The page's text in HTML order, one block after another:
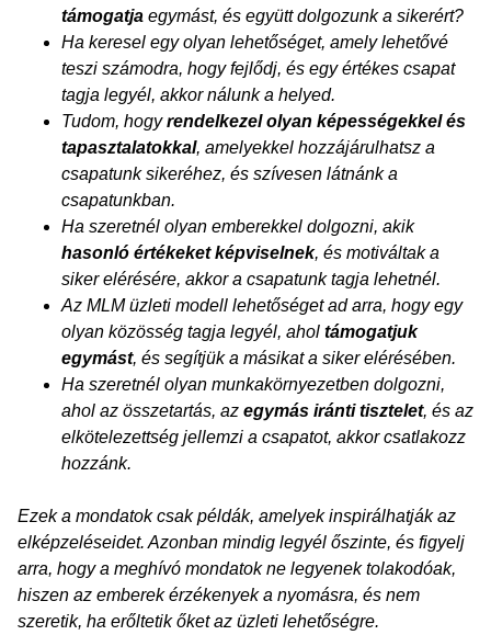
támogatja egymást, és együtt dolgozunk a sikerért?
Ha keresel egy olyan lehetőséget, amely lehetővé
teszi számodra, hogy fejlődj, és egy értékes csapat
tagja legyél, akkor nálunk a helyed.
Tudom, hogyrendelkezel olyan képességekkel és
tapasztalatokkal, amelyekkel hozzájárulhatsz a
csapatunk sikeréhez, és szívesen látnánk a
csapatunkban.
Ha szeretnél olyan emberekkel dolgozni, akik
hasonló értékeket képviselnek, és motiváltak a
siker elérésére, akkor a csapatunk tagja lehetnél.
Az MLM üzleti modell lehetőséget ad arra, hogy egy
olyan közösség tagja legyél, ahol támogatjuk
egymást, és segítjük a másikat a siker elérésében.
Ha szeretnél olyan munkakörnyezetben dolgozni,
ahol az összetartás, az egymás iránti tisztelet, és az
elkötelezettség jellemzi a csapatot, akkor csatlakozz
hozzánk.
Ezek a mondatok csak példák, amelyek inspirálhatják az
elképzeléseidet. Azonban mindig legyél őszinte, és figyelj
arra, hogy a meghívó mondatok ne legyenek tolakodóak,
hiszen az emberek érzékenyek a nyomásra, és nem
szeretik, ha erőltetik őket az üzleti lehetőségre.